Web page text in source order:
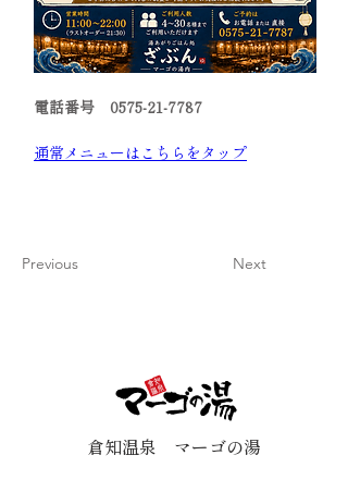
電話番号　0575-21-7787
通常メニューはこちらをタップ
Previous Next
倉知温泉 マーゴの湯